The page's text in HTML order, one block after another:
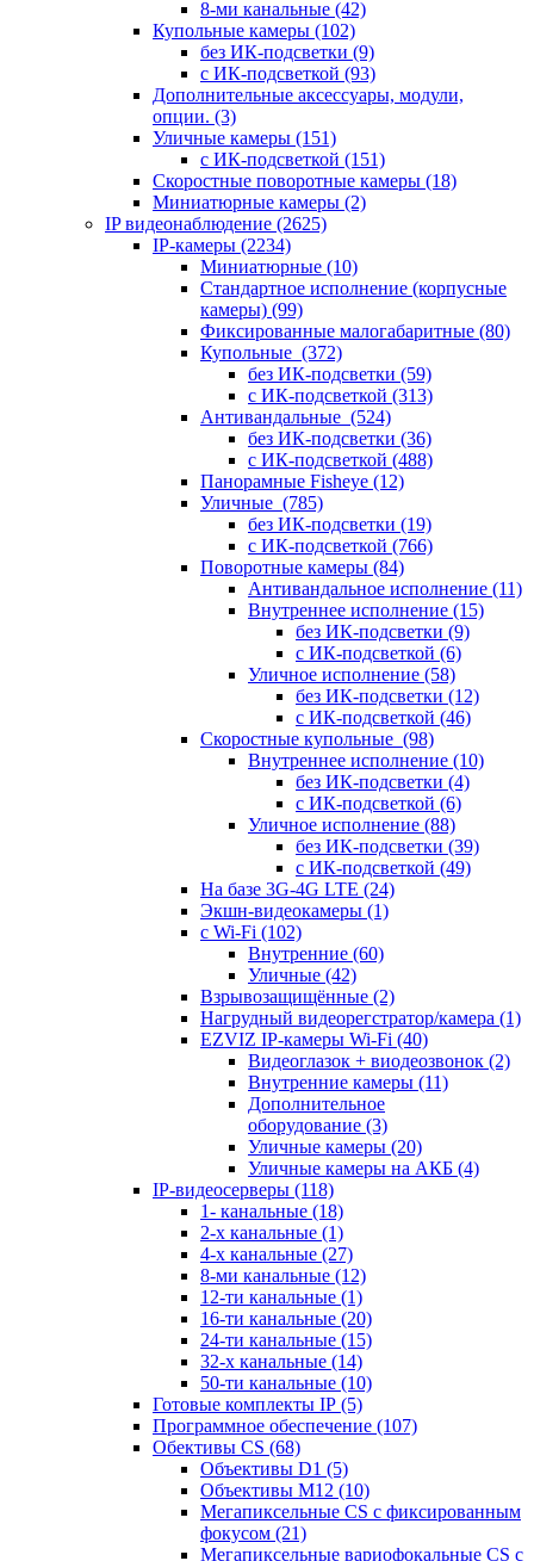
8-ми канальные (42)
Купольные камеры (102)
без ИК-подсветки (9)
с ИК-подсветкой (93)
Дополнительные аксессуары, модули,
опции. (3)
Уличные камеры (151)
с ИК-подсветкой (151)
Скоростные поворотные камеры (18)
Миниатюрные камеры (2)
IP видеонаблюдение (2625)
IP-камеры (2234)
Миниатюрные (10)
Стандартное исполнение (корпусные
камеры) (99)
Фиксированные малогабаритные (80)
Купольные (372)
без ИК-подсветки (59)
с ИК-подсветкой (313)
Антивандальные (524)
без ИК-подсветки (36)
с ИК-подсветкой (488)
Панорамные Fisheye (12)
Уличные (785)
без ИК-подсветки (19)
с ИК-подсветкой (766)
Поворотные камеры (84)
Антивандальное исполнение (11)
Внутреннее исполнение (15)
без ИК-подсветки (9)
с ИК-подсветкой (6)
Уличное исполнение (58)
без ИК-подсветки (12)
с ИК-подсветкой (46)
Скоростные купольные (98)
Внутреннее исполнение (10)
без ИК-подсветки (4)
с ИК-подсветкой (6)
Уличное исполнение (88)
без ИК-подсветки (39)
с ИК-подсветкой (49)
На базе 3G-4G LTE (24)
Экшн-видеокамеры (1)
с Wi-Fi (102)
Внутренние (60)
Уличные (42)
Взрывозащищённые (2)
Нагрудный видеорегстратор/камера (1)
EZVIZ IP-камеры Wi-Fi (40)
Видеоглазок + виодеозвонок (2)
Внутренние камеры (11)
Дополнительное
оборудование (3)
Уличные камеры (20)
Уличные камеры на АКБ (4)
IP-видеосерверы (118)
1- канальные (18)
2-х канальные (1)
4-х канальные (27)
8-ми канальные (12)
12-ти канальные (1)
16-ти канальные (20)
24-ти канальные (15)
32-х канальные (14)
50-ти канальные (10)
Готовые комплекты IP (5)
Программное обеспечение (107)
Обективы CS (68)
Объективы D1 (5)
Объективы M12 (10)
Мегапиксельные CS c фиксированным
фокусом (21)
Мегапиксельные вариофокальные CS c